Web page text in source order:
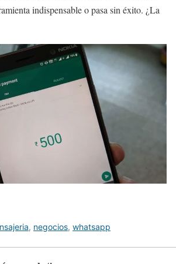
indispensable o pasa sin éxito. ¿La
, negocios, whatsapp